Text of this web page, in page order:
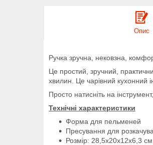
Опис
Ручка зручна, нековзна,
Це простий, зручний,
хвилин. Це чарівний кухонний
Просто натисніть на
Технічні характеристики
Форма для пельменей
Пресування для
Розмір: 28,5x20x12x6,3 см.